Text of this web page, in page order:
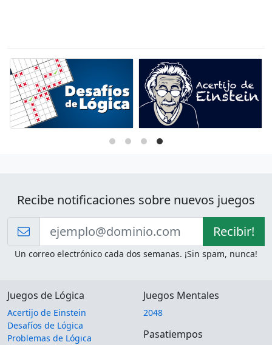
Recibe notificaciones sobre nuevos juegos
Recibir!
Un correo electrónico cada dos semanas. ¡Sin spam, nunca!
Juegos de Lógica
Acertijo de Einstein
Desafíos de Lógica
Problemas de Lógica
Juegos Mentales
2048
Pasatiempos